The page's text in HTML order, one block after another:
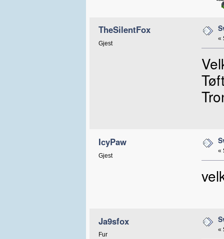
TheSilentFox
Gjest
«
IcyPaw
Gjest
«
Ja9sfox
Fur
«